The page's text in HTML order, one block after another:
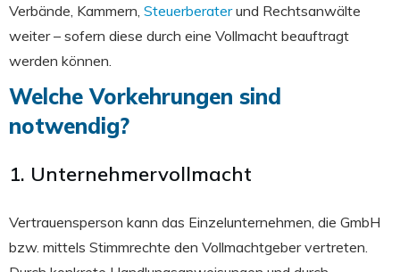
Verbände, Kammern, Steuerberaterund Rechtsanwälte
weiter – sofern diese durch eine Vollmacht beauftragt
werden können.
Welche Vorkehrungen sind
notwendig?
1. Unternehmervollmacht
Vertrauensperson kann das Einzelunternehmen, die GmbH
bzw. mittels Stimmrechte den Vollmachtgeber vertreten.